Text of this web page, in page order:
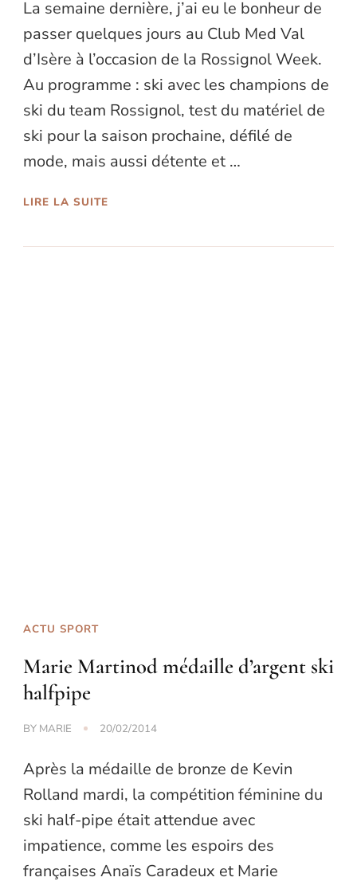
La semaine dernière, j’ai eu le bonheur de
passer quelques jours au Club Med Val
d’Isère à l’occasion de la Rossignol Week.
Au programme : ski avec les champions de
ski du team Rossignol, test du matériel de
ski pour la saison prochaine, défilé de
mode, mais aussi détente et …
LIRE LA SUITE
ACTU SPORT
Marie Martinod médaille d’argent ski
halfpipe
BY MARIE 20/02/2014
Après la médaille de bronze de Kevin
Rolland mardi, la compétition féminine du
ski half-pipe était attendue avec
impatience, comme les espoirs des
françaises Anaïs Caradeux et Marie